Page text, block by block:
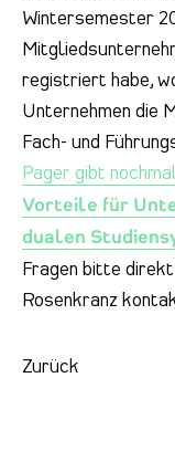
Wintersemester
registriert habe,
Unternehmen die
Fach- und
Pager gibt
Vorteile für
dualen
Fragen bitte
Rosenkranz
Zurück